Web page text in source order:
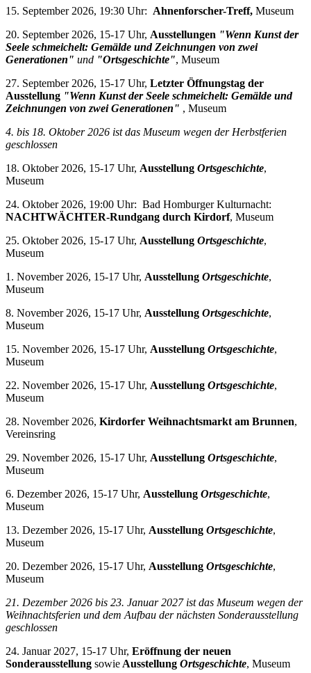
15. September 2026, 19:30 Uhr: Ahnenforscher-Treff, Museum
20. September 2026, 15-17 Uhr, Ausstellungen "Wenn Kunst der
Seele schmeichelt: Gemälde und Zeichnungen von zwei
Generationen" und "Ortsgeschichte", Museum
27. September 2026, 15-17 Uhr, Letzter Öffnungstag der
Ausstellung "Wenn Kunst der Seele schmeichelt: Gemälde und
Zeichnungen von zwei Generationen" , Museum
4. bis 18. Oktober 2026 ist das Museum wegen der Herbstferien
geschlossen
18. Oktober 2026, 15-17 Uhr, Ausstellung Ortsgeschichte,
Museum
24. Oktober 2026, 19:00 Uhr: Bad Homburger Kulturnacht:
NACHTWÄCHTER-Rundgang durch Kirdorf, Museum
25. Oktober 2026, 15-17 Uhr, Ausstellung Ortsgeschichte,
Museum
1. November 2026, 15-17 Uhr, Ausstellung Ortsgeschichte,
Museum
8. November 2026, 15-17 Uhr, Ausstellung Ortsgeschichte,
Museum
15. November 2026, 15-17 Uhr, Ausstellung Ortsgeschichte,
Museum
22. November 2026, 15-17 Uhr, Ausstellung Ortsgeschichte,
Museum
28. November 2026, Kirdorfer Weihnachtsmarkt am Brunnen,
Vereinsring
29. November 2026, 15-17 Uhr, Ausstellung Ortsgeschichte,
Museum
6. Dezember 2026, 15-17 Uhr, Ausstellung Ortsgeschichte,
Museum
13. Dezember 2026, 15-17 Uhr, Ausstellung Ortsgeschichte,
Museum
20. Dezember 2026, 15-17 Uhr, Ausstellung Ortsgeschichte,
Museum
21. Dezember 2026 bis 23. Januar 2027 ist das Museum wegen der
Weihnachtsferien und dem Aufbau der nächsten Sonderausstellung
geschlossen
24. Januar 2027, 15-17 Uhr, Eröffnung der neuen
Sonderausstellung sowie Ausstellung Ortsgeschichte, Museum